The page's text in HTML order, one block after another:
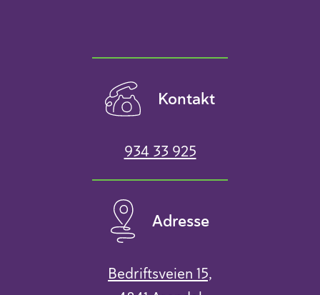
Kontakt
934 33 925
Adresse
Bedriftsveien 15,